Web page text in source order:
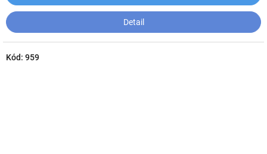
Detail
Kód: 959